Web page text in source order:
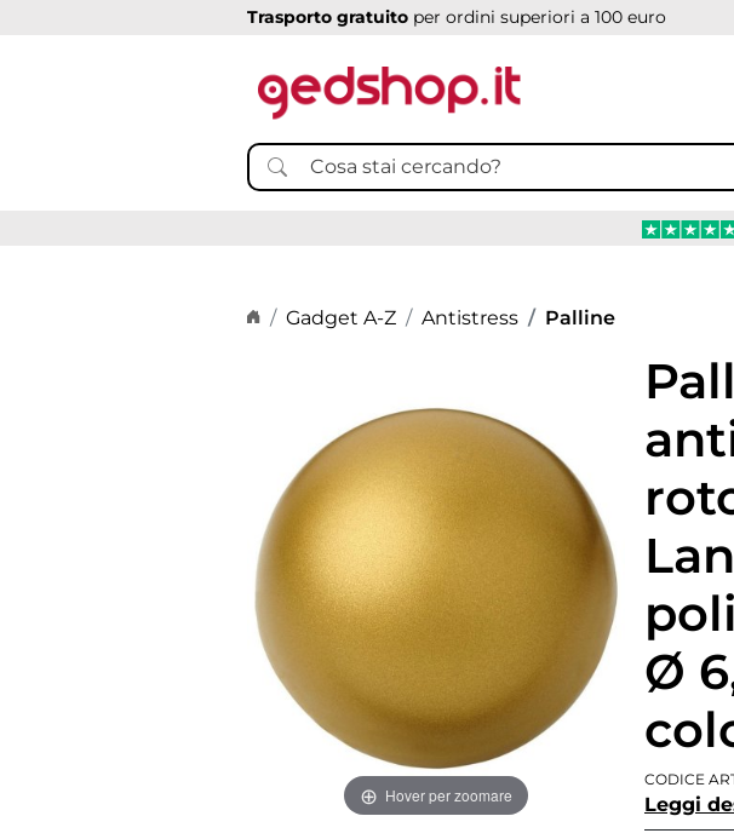
Trasporto gratuito per ordini superiori a 100 euro
Home page
Gadget A-Z Antistress Palline
Hover per zoomare
Ø
CODICE
Leggi